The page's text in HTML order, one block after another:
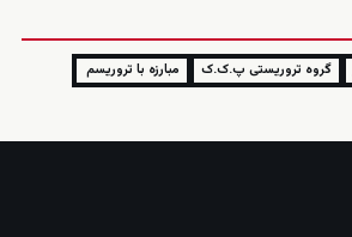
گروه تروریستی پ.ک.ک مبارزه با تروریسم